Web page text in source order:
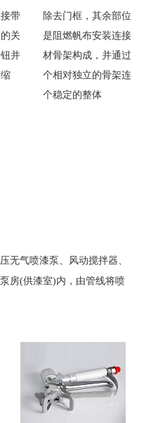
带
关
并
除去门框，其余部位
是阻燃帆布安装连接
材骨架构成，并通过
个相对独立的骨架连
个稳定的整体
无气喷漆泵、风动搅拌器、
房(供漆室)内，由管线将喷